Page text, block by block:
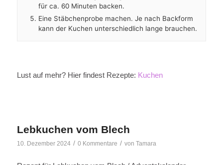
für ca. 60 Minuten backen.
Eine Stäbchenprobe machen. Je nach Backform
kann der Kuchen unterschiedlich lange brauchen.
Lust auf mehr? Hier findest Rezepte: Kuchen
Lebkuchen vom Blech
10. Dezember 2024 / 0 Kommentare / von Tamara